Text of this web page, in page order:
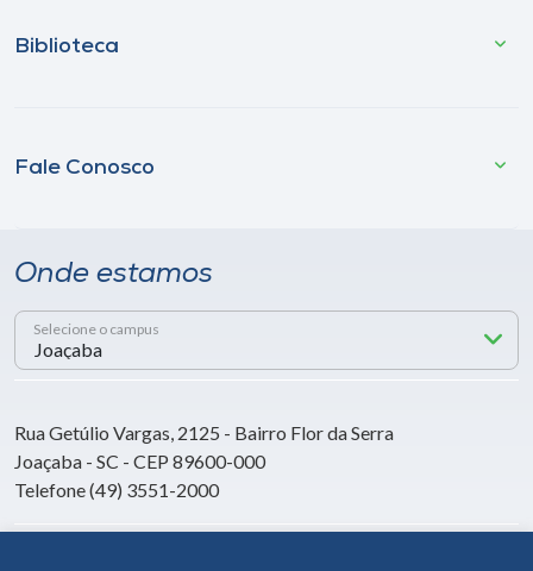
Biblioteca
Fale Conosco
Onde estamos
Selecione o campus
Rua Getúlio Vargas, 2125 - Bairro Flor da Serra
Joaçaba - SC - CEP 89600-000
Telefone (49) 3551-2000